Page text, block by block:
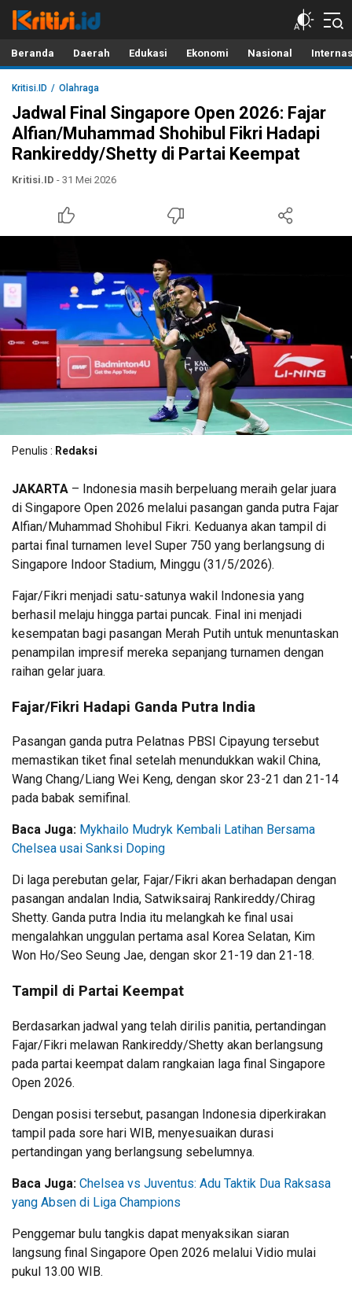
Kritisi.ID
Kritik untuk Negeri!
Beranda Daerah Edukasi Ekonomi Nasional
Kritisi.ID Olahraga
Jadwal Final Singapore Open 2026: Fajar
Alfian/Muhammad Shohibul Fikri Hadapi
Rankireddy/Shetty di Partai Keempat
Kritisi.ID - 31 Mei 2026
Penulis : Redaksi
JAKARTA – Indonesia masih berpeluang meraih gelar juara
di Singapore Open 2026 melalui pasangan ganda putra Fajar
Alfian/Muhammad Shohibul Fikri. Keduanya akan tampil di
partai final turnamen level Super 750 yang berlangsung di
Singapore Indoor Stadium, Minggu (31/5/2026).
Fajar/Fikri menjadi satu-satunya wakil Indonesia yang
berhasil melaju hingga partai puncak. Final ini menjadi
kesempatan bagi pasangan Merah Putih untuk menuntaskan
penampilan impresif mereka sepanjang turnamen dengan
raihan gelar juara.
Fajar/Fikri Hadapi Ganda Putra India
Pasangan ganda putra Pelatnas PBSI Cipayung tersebut
memastikan tiket final setelah menundukkan wakil China,
Wang Chang/Liang Wei Keng, dengan skor 23-21 dan 21-14
pada babak semifinal.
Baca Juga: Mykhailo Mudryk Kembali Latihan Bersama
Chelsea usai Sanksi Doping
Di laga perebutan gelar, Fajar/Fikri akan berhadapan dengan
pasangan andalan India, Satwiksairaj Rankireddy/Chirag
Shetty. Ganda putra India itu melangkah ke final usai
mengalahkan unggulan pertama asal Korea Selatan, Kim
Won Ho/Seo Seung Jae, dengan skor 21-19 dan 21-18.
Tampil di Partai Keempat
Berdasarkan jadwal yang telah dirilis panitia, pertandingan
Fajar/Fikri melawan Rankireddy/Shetty akan berlangsung
pada partai keempat dalam rangkaian laga final Singapore
Open 2026.
Dengan posisi tersebut, pasangan Indonesia diperkirakan
tampil pada sore hari WIB, menyesuaikan durasi
pertandingan yang berlangsung sebelumnya.
Baca Juga: Chelsea vs Juventus: Adu Taktik Dua Raksasa
yang Absen di Liga Champions
Penggemar bulu tangkis dapat menyaksikan siaran
langsung final Singapore Open 2026 melalui Vidio mulai
pukul 13.00 WIB.